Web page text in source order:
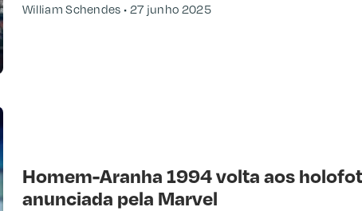
William Schendes 27 junho 2025
Homem-Aranha 1994 volta aos
anunciada pela Marvel